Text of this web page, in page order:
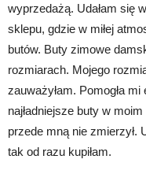
wyprzedażą. Udałam się
sklepu, gdzie w miłej
butów. Buty zimowe
rozmiarach. Mojego
zauważyłam. Pomogła
najładniejsze buty w
przede mną nie zmierzył.
tak od razu kupiłam.